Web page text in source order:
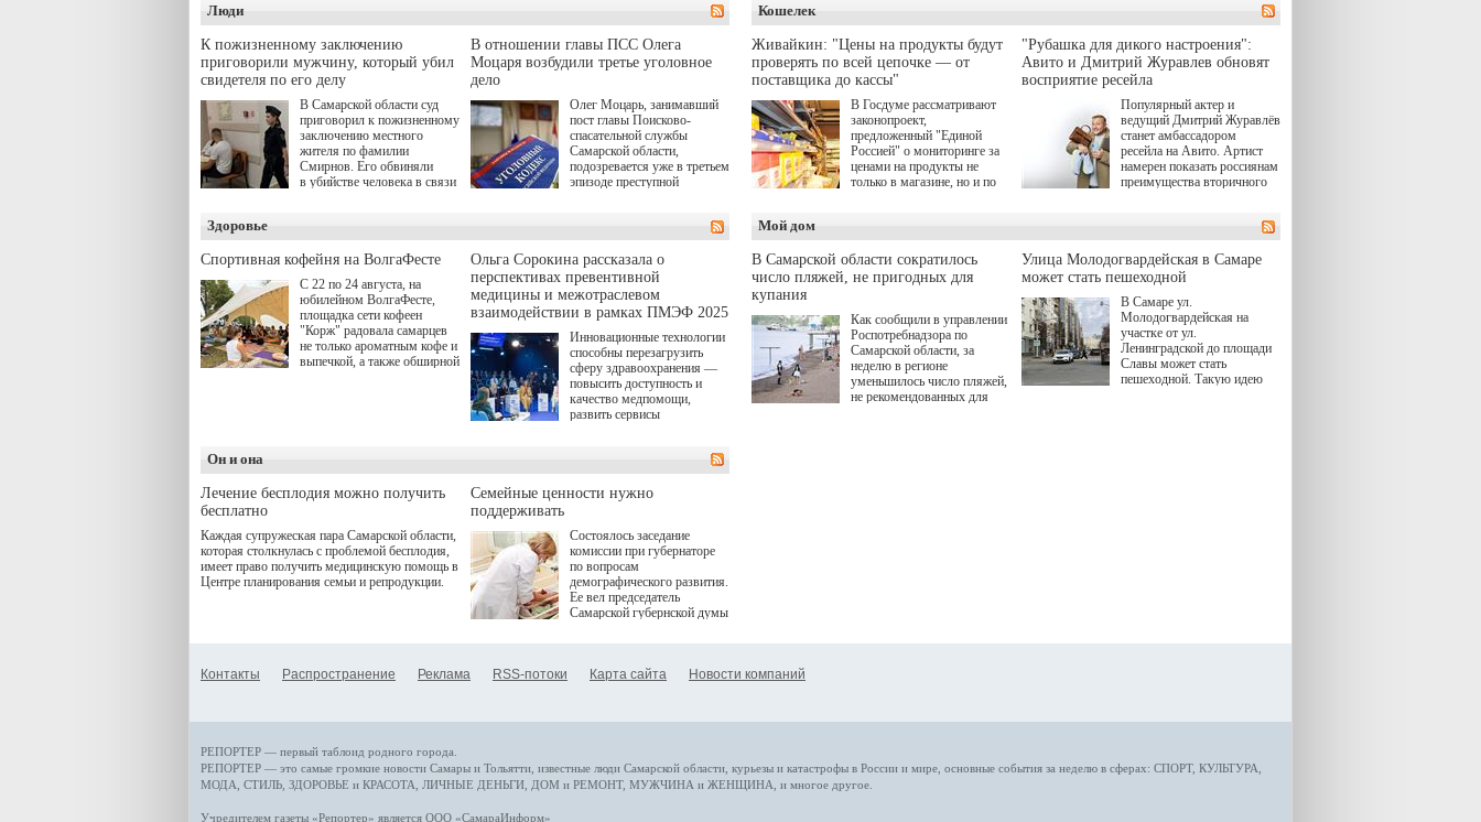
"Помощь фронту и семьям
участников СВО", которая
прошла в Отрадном 7
августа.
Живайкина, направленные
на трудоустройство и более
спокойную адаптацию к
мирной жизни.
одноименного романа
Сергея Лукьяненко. Главные
роли в проекте исполнили
Артем Кошман, Полина
Гухман, Вероника
Устимова, Олег Савостюк,
Святослав Рогожан, Кузьма
Котрелёв, Никита
Кологривый, Елисей
Чучилин, Александра
Нестерова, Ника Жукова, а
Волкова в роли родителей.
Режиссер-постановщик
проекта — Егор Чичканов
(сериалы "Комбинация", "И
target="_blank">"Холод"
</a> (18+) останется только
на экране — весь август по
четвергам продолжат
выходить новые эпизоды
сериала, в котором
беспощадным возмездием в
духе графа Монте-Кристо
занимается наша
современница.
Люди
К пожизненному заключению
приговорили мужчину, который убил
свидетеля по его делу
В Самарской области суд
приговорил к пожизненному
заключению местного
жителя по фамилии
Смирнов. Его обвиняли
в убийстве человека в связи
В отношении главы ПСС Олега
Моцаря возбудили третье уголовное
дело
Олег Моцарь, занимавший
пост главы Поисково-
спасательной службы
Самарской области,
подозревается уже в третьем
эпизоде преступной
о превышении полномочий,
а сам он находится в СИЗО.
Кошелек
Живайкин: "Цены на продукты будут
проверять по всей цепочке — от
поставщика до кассы"
В Госдуме рассматривают
законопроект,
предложенный "Единой
Россией" о мониторинге за
ценами на продукты не
только в магазине, но и по
подорожания было понятно,
где именно цена "поехала"
вверх и кто её разогнал.
"Рубашка для дикого настроения":
Авито и Дмитрий Журавлев обновят
восприятие ресейла
Популярный актер и
ведущий Дмитрий Журавлёв
станет амбассадором
ресейла на Авито. Артист
намерен показать россиянам
преимущества вторичного
для современного и умного
человека.
Здоровье
Спортивная кофейня на ВолгаФесте
С 22 по 24 августа, на
юбилейном ВолгаФесте,
площадка сети кофеен
"Корж" радовала самарцев
не только ароматным кофе и
выпечкой, а также обширной
Ольга Сорокина рассказала о
перспективах превентивной
медицины и межотраслевом
взаимодействии в рамках ПМЭФ 2025
Инновационные технологии
способны перезагрузить
сферу здравоохранения —
повысить доступность и
качество медпомощи,
развить сервисы
определенными барьерами.
К ним можно отнести
возникающие при работе с
данными пациентов. Для
более динамичного роста
проникновения инноваций в
сегмент необходимо кросс-
отраслевое взаимодействие
рассказала Ольга Сорокина,
ходе сессии "Развитие
качества жизни" в рамках
ПМЭФ 2025. В дискуссии
Мой дом
В Самарской области сократилось
число пляжей, не пригодных для
купания
Как сообщили в управлении
Роспотребнадзора по
Самарской области, за
неделю в регионе
уменьшилось число пляжей,
не рекомендованных для
Улица Молодогвардейская в Самаре
может стать пешеходной
В Самаре ул.
Молодогвардейская на
участке от ул.
Ленинградской до площади
Славы может стать
пешеходной. Такую идею
Он и она
Лечение бесплодия можно получить
бесплатно
Каждая супружеская пара Самарской области,
которая столкнулась с проблемой бесплодия,
имеет право получить медицинскую помощь в
Центре планирования семьи и репродукции.
Семейные ценности нужно
поддерживать
Состоялось заседание
комиссии при губернаторе
по вопросам
демографического развития.
Ее вел председатель
Самарской губернской думы
Контакты Распространение Реклама RSS-потоки Карта сайта Новости компаний
РЕПОРТЕР — первый таблоид родного города.
РЕПОРТЕР — это самые громкие новости Самары и Тольятти, известные люди Самарской области, курьезы и катастрофы в России и мире , основные события за неделю в сферах: СПОРТ, КУЛЬТУРА,
МОДА, СТИЛЬ ЗДОРОВЬЕ и КРАСОТА ЛИЧНЫЕ ДЕНЬГИ ДОМ и РЕМОНТ, МУЖЧИНА и ЖЕНЩИНА , и многое другое
Учредителем газеты «Репортер» является ООО «СамараИнформ»